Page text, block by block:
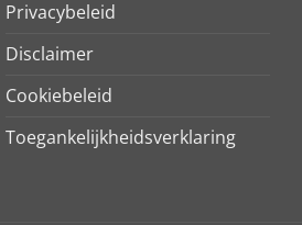
Privacybeleid
Disclaimer
Cookiebeleid
Toegankelijkheidsverklaring